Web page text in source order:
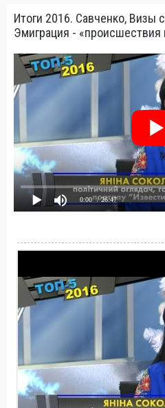
Итоги 2016. Савченко, Визы
Эмиграция - «происшествия
0:00 / 26:47